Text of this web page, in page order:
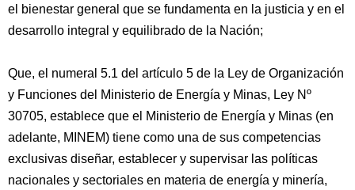
el bienestar general que se fundamenta en la justicia y en el
desarrollo integral y equilibrado de la Nación;
Que, el numeral 5.1 del artículo 5 de la Ley de Organización
y Funciones del Ministerio de Energía y Minas, Ley Nº
30705, establece que el Ministerio de Energía y Minas (en
adelante, MINEM) tiene como una de sus competencias
exclusivas diseñar, establecer y supervisar las políticas
nacionales y sectoriales en materia de energía y minería,